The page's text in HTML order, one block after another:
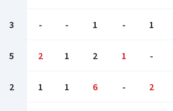
3 - - 1 - 1
5 2 1 2 1 -
2 1 1 6 - 2